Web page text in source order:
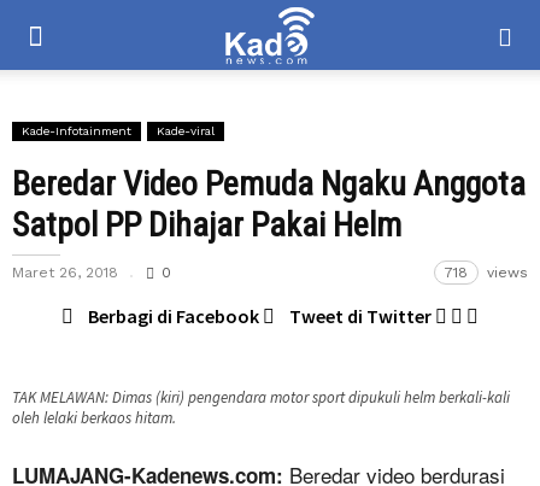
Kade-Infotainment Kade-viral
Beredar Video Pemuda Ngaku Anggota
Satpol PP Dihajar Pakai Helm
Maret 26, 2018 0 718 views
Berbagi di Facebook Tweet di Twitter
TAK MELAWAN: Dimas (kiri) pengendara motor sport dipukuli helm berkali-kali
oleh lelaki berkaos hitam.
LUMAJANG-Kadenews.com: Beredar video berdurasi